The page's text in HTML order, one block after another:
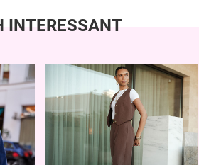
INTERESSANT